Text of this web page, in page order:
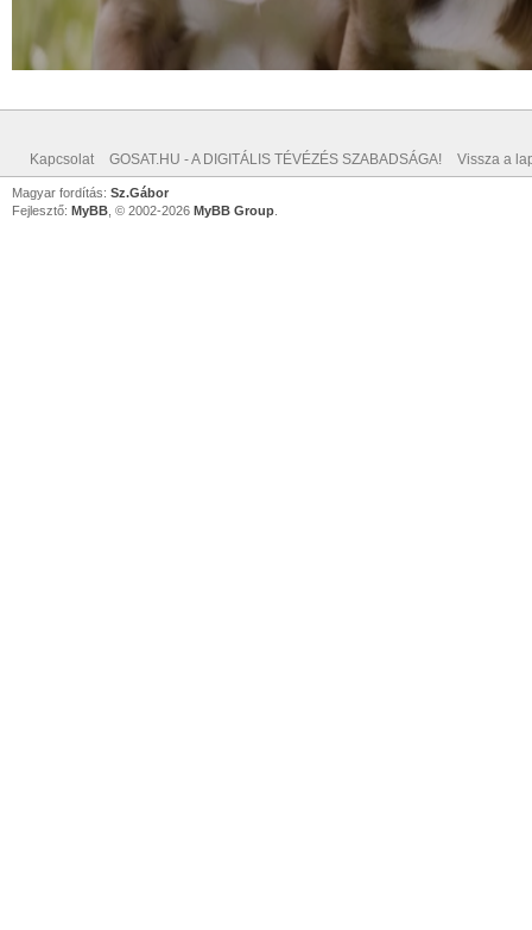
Kapcsolat GOSAT.HU - A DIGITÁLIS TÉVÉZÉS SZABADSÁGA! Vissza a
Magyar fordítás: Sz.Gábor
Fejlesztő: MyBB , © 2002-2026 MyBB Group